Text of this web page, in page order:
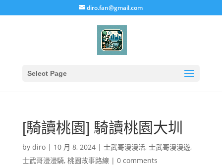
diro.fan@gmail.com
Select Page
[騎讀桃園] 騎讀桃園大圳
by diro| 10 月 8, 2024| 士武哥漫漫活, 士武哥漫漫遊,
士武哥漫漫騎, 桃園故事路線 | 0 comments